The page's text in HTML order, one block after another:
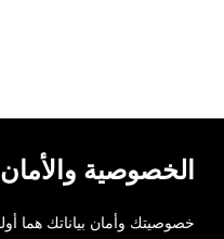
الخصوصية والأمان